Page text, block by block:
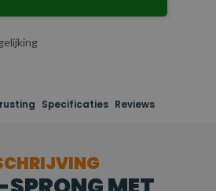
Specificaties Reviews